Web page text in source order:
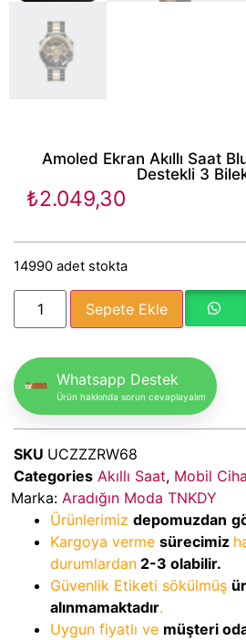
Amoled Ekran Akıllı Saat
Destekli 3
₺2.049,30
14990 adet stokta
Sepete Ekle
Whatsapp Destek
Ürün hakkında sorun cevaplayalım
SKU UCZZZRW68
Categories Akıllı Saat, Mobil
Marka: Aradığın Moda TNKDY
Ürünlerimiz depomuzdan
Kargoya verme sürecimiz
durumlardan 2-3 olabilir.
Güvenlik Etiketi sökülmüş
alınmamaktadır.
Uygun fiyatlı ve müşteri